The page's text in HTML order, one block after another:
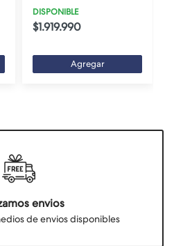
DISPONIBLE
$1.919.990
Agregar
envios
de envios disponibles